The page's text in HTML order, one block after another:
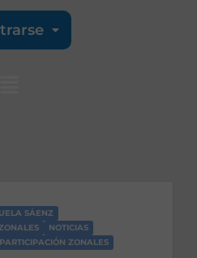
SÁENZ
NOTICIAS
PARTICIPACIÓN ZONALES